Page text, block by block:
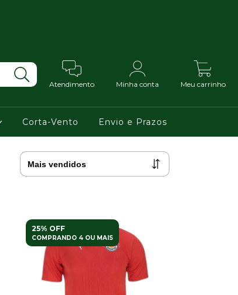
Atendimento Minha conta Meu carrinho
Corta-Vento Envio e Prazos
25% OFF
COMPRANDO 4 OU MAIS